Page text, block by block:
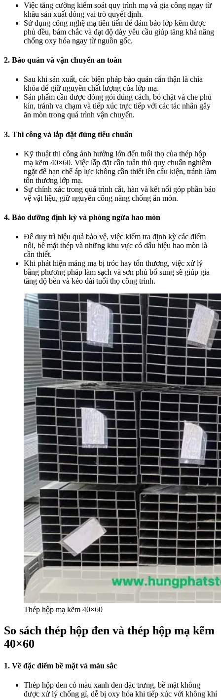
Việc tăng cường kiểm soát quy trình mạ và gia công ngay từ
khâu sản xuất đóng vai trò quyết định.
Sử dụng công nghệ mạ tiên tiến để đảm bảo lớp kẽm được
phủ đều, bám chắc và đạt độ dày yêu cầu giúp tăng khả năng
chống oxy hóa ngay từ nguồn gốc.
2. Bảo quản và vận chuyển an toàn
Sau khi sản xuất, các biện pháp bảo quản cẩn thận là chìa
khóa để giữ nguyên chất lượng của lớp mạ.
Sản phẩm cần được đóng gói đúng cách, bó chặt và che phủ
kín, tránh va chạm và tiếp xúc trực tiếp với các tác nhân gây
ăn mòn trong quá trình vận chuyển.
3. Thi công và lắp đặt đúng tiêu chuẩn
Kỹ thuật thi công ảnh hưởng lớn đến tuổi thọ của thép hộp
mạ kẽm 40×60. Việc lắp đặt cần tuân thủ quy chuẩn nghiêm
ngặt để hạn chế áp lực không cần thiết lên cấu kiện, tránh làm
tổn thương lớp mạ.
Sự chính xác trong quá trình cắt, hàn và kết nối góp phần bảo
vệ vật liệu, giữ nguyên công năng chống ăn mòn.
4. Bảo dưỡng định kỳ và phòng ngừa hao mòn
Để duy trì hiệu quả bảo vệ, việc kiểm tra định kỳ các điểm
nối, bề mặt thép và những khu vực có dấu hiệu hao mòn là
cần thiết.
Khi phát hiện mảng mạ bị tróc hay tổn thương, việc xử lý
bằng phương pháp làm sạch và sơn phủ bổ sung sẽ giúp gia
tăng độ bền và kéo dài tuổi thọ công trình.
Thép hộp mạ kẽm 40×60
So sách thép hộp đen và thép hộp mạ kẽm
40×60
1. Về đặc điểm bề mặt và màu sắc
Thép hộp đen có màu xanh đen đặc trưng, bề mặt không
được xử lý chống gỉ, dễ bị oxy hóa khi tiếp xúc với không khí